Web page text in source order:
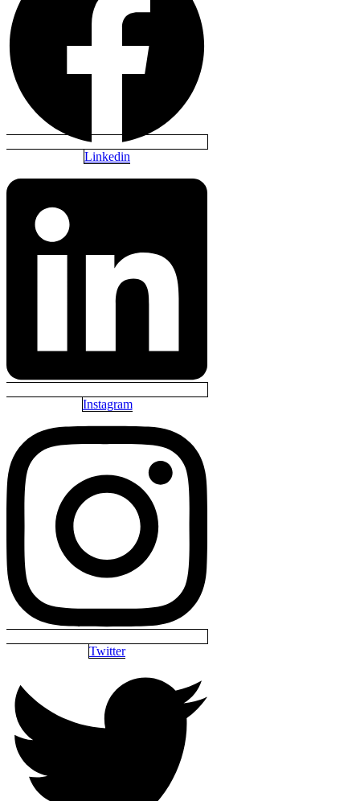
Linkedin
Instagram
Twitter